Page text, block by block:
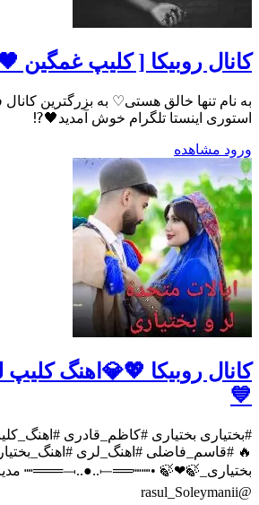
کانال روبیکا [ کلیپ غمگین
به نام تنها خالق هستی♡ به بزرگترین
استوری اینستا تلگرام خوش آمدید🖤⁉️
ورود مشاهده
کانال روبیکا 💖💎اهنگ
💙
#بختیاری بختیاری #کاظم_قادری
🔥 #قاسم_فاضلی #اهنگ_لری
بختیاری_🍃❤🍃 •┉┉══⟞..●..⟝═══┉ مدیر
@rasul_Soleymanii